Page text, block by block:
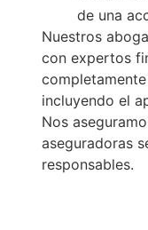
de una
Nuestros
con expertos
incluyendo el
Nos
aseguradoras
responsables.